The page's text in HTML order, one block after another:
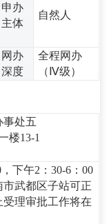
申办
主体
自然人
网办
深度
全程网办
（Ⅳ级）
事处五
楼13-1
下午2：30-6：00
武都区子站可正
理审批工作将在